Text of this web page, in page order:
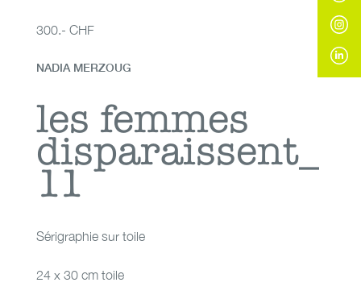
300.- CHF
les femmes
disparaissent_11
NADIA MERZOUG
les femmes
disparaissent_
11
Sérigraphie sur toile
24 x 30 cm toile